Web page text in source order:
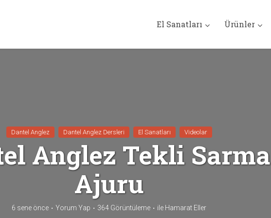
El Sanatları Ürünler
Dantel Anglez Dantel Anglez Dersleri El Sanatları Videolar
Anglez Tekli Sarma
Ajuru
6 sene önce Yorum Yap 364 Görüntüleme ile Hamarat Eller